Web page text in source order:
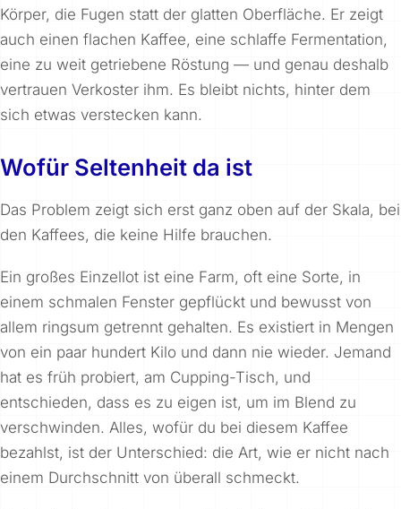
Körper, die Fugen statt der glatten Oberfläche. Er zeigt
auch einen flachen Kaffee, eine schlaffe Fermentation,
eine zu weit getriebene Röstung — und genau deshalb
vertrauen Verkoster ihm. Es bleibt nichts, hinter dem
sich etwas verstecken kann.
Wofür Seltenheit da ist
Das Problem zeigt sich erst ganz oben auf der Skala, bei
den Kaffees, die keine Hilfe brauchen.
Ein großes Einzellot ist eine Farm, oft eine Sorte, in
einem schmalen Fenster gepflückt und bewusst von
allem ringsum getrennt gehalten. Es existiert in Mengen
von ein paar hundert Kilo und dann nie wieder. Jemand
hat es früh probiert, am Cupping-Tisch, und
entschieden, dass es zu eigen ist, um im Blend zu
verschwinden. Alles, wofür du bei diesem Kaffee
bezahlst, ist der Unterschied: die Art, wie er nicht nach
einem Durchschnitt von überall schmeckt.